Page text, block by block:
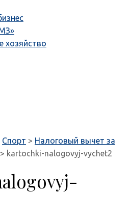
хозяйство
Спорт > Налоговый вычет за
> kartochki-nalogovyj-vychet2